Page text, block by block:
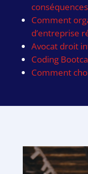
Comment
d’entreprise
Avocat droit
Coding
Comment